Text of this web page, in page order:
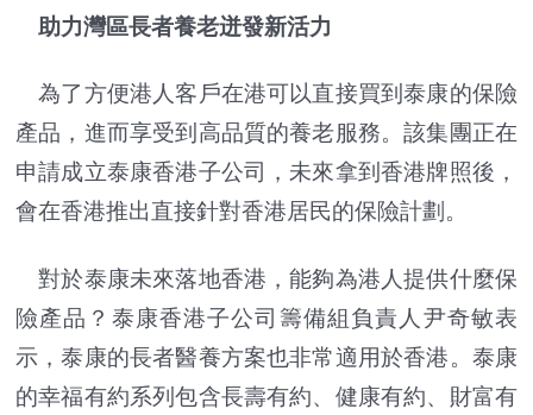
助力灣區長者養老迸發新活力
為了方便港人客戶在港可以直接買到泰康的保險
產品，進而享受到高品質的養老服務。該集團正在
申請成立泰康香港子公司，未來拿到香港牌照後，
會在香港推出直接針對香港居民的保險計劃。
對於泰康未來落地香港，能夠為港人提供什麼保
險產品？泰康香港子公司籌備組負責人尹奇敏表
示，泰康的長者醫養方案也非常適用於香港。泰康
的幸福有約系列包含長壽有約、健康有約、財富有